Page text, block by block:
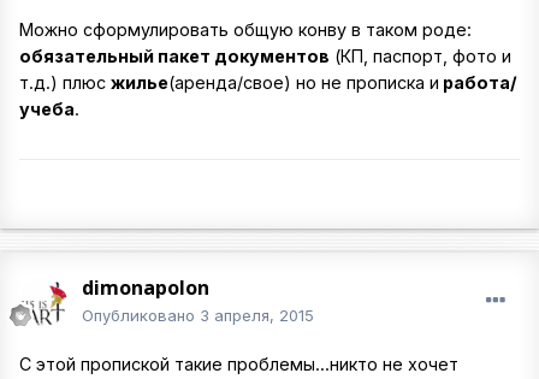
Можно сформулировать общую конву в таком роде:
обязательный пакет документов (КП, паспорт, фото и
т.д.) плюс жилье(аренда/свое) но не прописка и работа/
учеба.
dimonapolon
Опубликовано 3 апреля, 2015
С этой пропиской такие проблемы...никто не хочет